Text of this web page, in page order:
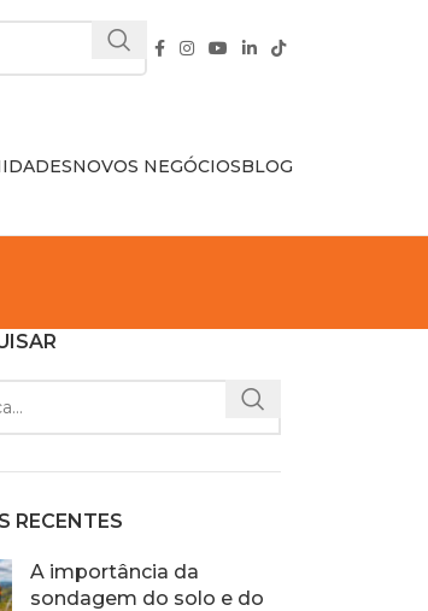
NOVOS NEGÓCIOSBLOG
RECENTES
A importância da
sondagem do solo e do